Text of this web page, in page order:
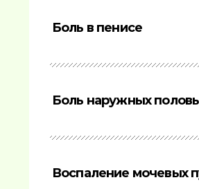
Боль в пенисе
Боль наружных
Воспаление мочевых